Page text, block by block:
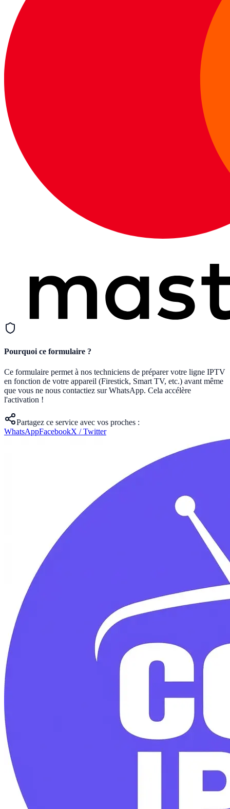
Pourquoi ce formulaire ?
Ce formulaire permet à nos techniciens de préparer votre ligne IPTV
en fonction de votre appareil (Firestick, Smart TV, etc.) avant même
que vous ne nous contactiez sur WhatsApp. Cela accélère
l'activation !
Partagez ce service avec vos proches :
WhatsAppFacebookX / Twitter